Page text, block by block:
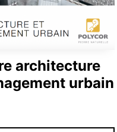
architecture
urbain